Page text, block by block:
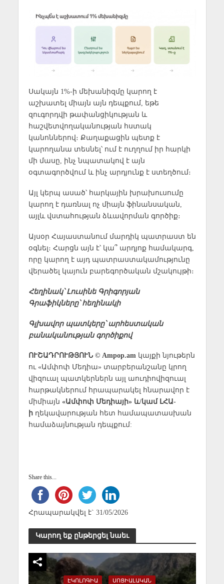
Սակայն 1%-ի մեխանիզմը կարող է
աշխատել միայն այն դեպքում, եթե
զուգորդվի թափանցիկության և
հաշվետվողականության հստակ
կանոններով։ Քաղաքացին պետք է
կարողանա տեսնել՝ ում է ուղղում իր հարկի
մի մասը, ինչ նպատակով է այն
օգտագործվում և ինչ արդյունք է ստեղծում։
Այլ կերպ ասած՝ հարկային խրախուսումը
կարող է դառնալ ոչ միայն ֆինանսական,
այլև վստահության ձևավորման գործիք։
Այսօր Հայաստանում մարդիկ պատրաստ են
օգնել։ Հարցն այն է՝ կա՞ արդյոք համակարգ,
որը կարող է այդ պատրաստակամությունը
վերածել կայուն բարեգործական մշակույթի։
Հեղինակ՝ Լուսինե Գրիգորյան
Գրաֆիկները՝ հեղինակի
Գլխավոր պատկերը՝ արհեստական
բանականության գործիքով
ՈՒՇԱԴՐՈՒԹՅՈՒՆ © Ampop.amկայքի նյութերն
ու «Ամփոփ Մեդիա» տարբերանշանը կրող
վիզուալ պատկերներն այլ աուդիովիզուալ
հարթակներում հրապարակել հնարավոր է
միմիայն «Ամփոփ Մեդիայի» և/կամ ԼՀԱ-
իղեկավարության հետ համապատասխան
համաձայնության դեպքում:
Share this...
Հրապարակվել է` 31/05/2026
Կարող եք ընթերցել նաեւ
ԷԿՈԼՈԳԻԱ ՍՈՑԻԱԼԱԿԱՆ